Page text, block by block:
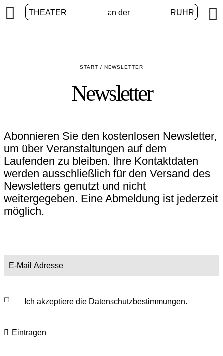
THEATER an der RUHR
 
START / NEWSLETTER
Newsletter
Abonnieren Sie den kostenlosen Newsletter,
um über Veranstaltungen auf dem
Laufenden zu bleiben. Ihre Kontaktdaten
werden ausschließlich für den Versand des
Newsletters genutzt und nicht
weitergegeben. Eine Abmeldung ist jederzeit
möglich.
Ich akzeptiere die Datenschutzbestimmungen.
Eintragen